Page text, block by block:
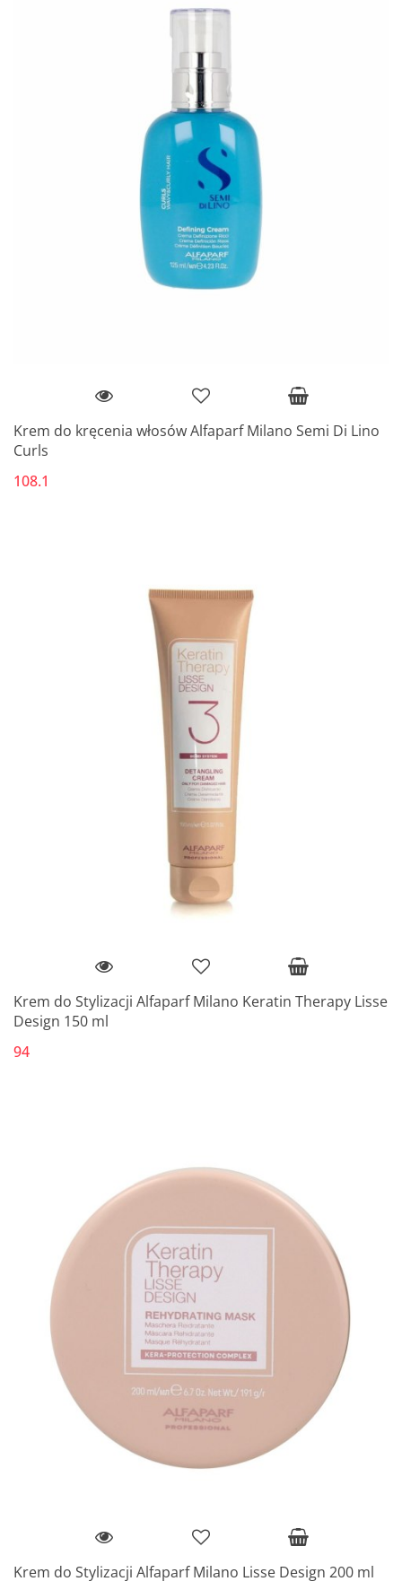
Krem do kręcenia włosów Alfaparf Milano Semi Di Lino
Curls
108.1
Krem do Stylizacji Alfaparf Milano Keratin Therapy Lisse
Design 150 ml
94
Krem do Stylizacji Alfaparf Milano Lisse Design 200 ml